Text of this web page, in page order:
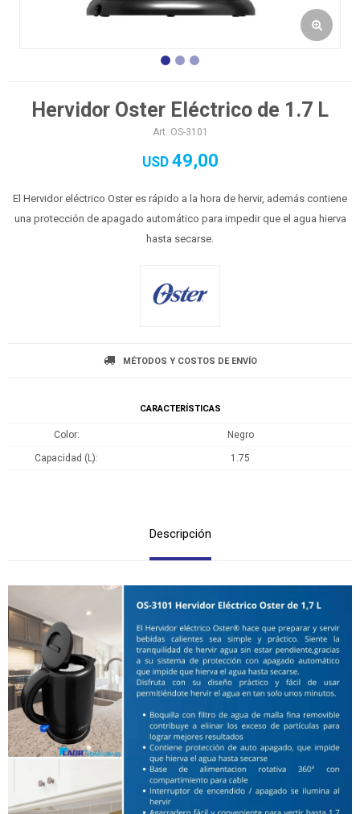
Hervidor Oster Eléctrico de 1.7 L
OS-3101
USD 49,00
El Hervidor eléctrico Oster es rápido a la hora de hervir, además contiene
una protección de apagado automático para impedir que el agua hierva
hasta secarse.
MÉTODOS Y COSTOS DE ENVÍO
CARACTERÍSTICAS
Color Negro
Capacidad (L) 1.75
Descripción